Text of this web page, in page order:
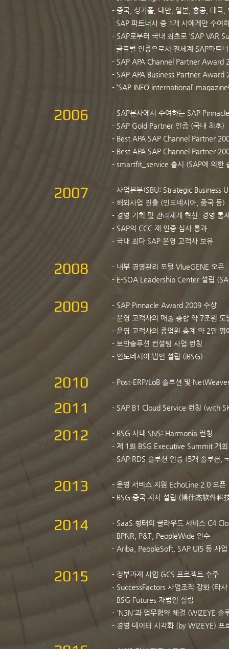
2006
2007
2008
2009
2010
2011
2012
2013
2014
2015
- 중국, 싱가폴, 대만, 일본, 홍콩, 태국,
SAP 파트너사 중 1개 사에게만 수
- SAP로부터 국내 최초로 ‘SAP VAR
글로벌 인증으로서 전세계 SAP파트
- SAP APA Channel Partner Award
- SAP APA Business Partner Award
- ‘SAP INFO international’
- SAP본사에서 수여하는 SAP
- SAP Gold Partner 인증 (국내 최초)
- Best APA SAP Channel Partner
- Best APA SAP Channel Partner
- smartfit_service 출시 (SAP에 의한
- 사업본부(SBU: Strategic Business
- 해외사업 진출 (인도네시아, 중국 등)
- 경영 기획 및 관리체계 혁신. 경영 통
- SAP의 CCC 재 인증 심사 통과
- 국내 최다 SAP 운영 고객사 보유
- 내부 경영관리 포털 VlueGENE 오픈
- E-SOA Leadership Center 설립
- SAP Pinnacle Award 2009 수상
- 운영 고객사의 매출 총합 약 7조원 도
- 운영 고객사의 종업원 총계 약 2만 명
- 보안솔루션 컨설팅 사업 런칭
- 인도네시아 법인 설립 (iBSG)
- Post-ERP/LoB 솔루션 및
- SAP B1 Cloud Service 런칭 (with
- BSG 사내 SNS: Harmonia 런칭
- 제 1회 BSG Executive Summit 개최
- SAP RDS 솔루션 인증 (5개 솔루션,
- 운영 서비스 지원 EchoLine 2.0 오픈
- BSG 중국 지사 설립 (博仕杰软件科
- SaaS 형태의 클라우드 서비스 C4
- BPNR, P&T, PeopleWide 인수
- Ariba, PeopleSoft, SAP UI5 등 사업
- 정부과제 사업 GCS 프로젝트 수주
- SuccessFactors 사업조직 강화 (타
- BSG Futures 자법인 설립
- 'N3N'과 업무협약 체결 (WIZEYE 솔
- 경영 데이터 시각화 (by WIZEYE) 프